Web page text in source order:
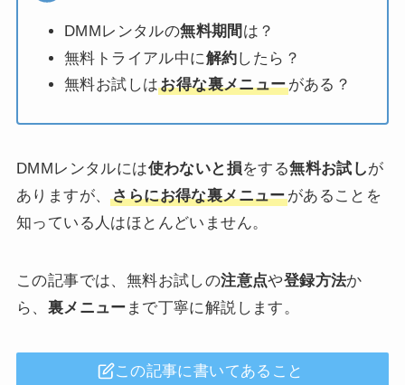
DMMレンタルの無料期間 は？
無料トライアル中に解約したら？
無料お試しはお得な裏メニューがある？
DMMレンタルには使わないと損をする無料お試しが
ありますが、さらにお得な裏メニューがあることを
知っている人はほとんどいません。
この記事では、無料お試しの注意点や登録方法か
ら、 裏メニュー まで丁寧に解説します。
この記事に書いてあること